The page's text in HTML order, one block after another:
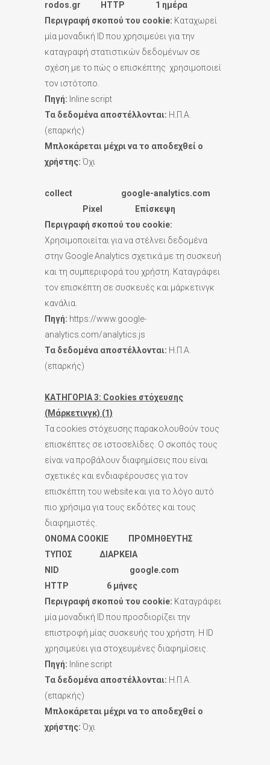
rodos.gr HTTP 1 ημέρα
Περιγραφή σκοπού του cookie: Καταχωρεί
μία μοναδική ID που χρησιμεύει για την
καταγραφή στατιστικών δεδομένων σε
σχέση με το πώς ο επισκέπτης χρησιμοποιεί
τον ιστότοπο.
Πηγή: Inline script
Τα δεδομένα αποστέλλονται: Η.Π.Α.
(επαρκής)
Μπλοκάρεται μέχρι να το αποδεχθεί ο
χρήστης: Όχι
collect google-analytics.com
Pixel Επίσκεψη
Περιγραφή σκοπού του cookie:
Χρησιμοποιείται για να στέλνει δεδομένα
στην Google Analytics σχετικά με τη συσκευή
και τη συμπεριφορά του χρήστη. Καταγράφει
τον επισκέπτη σε συσκευές και μάρκετινγκ
κανάλια.
Πηγή: https://www.google-
analytics.com/analytics.js
Τα δεδομένα αποστέλλονται: Η.Π.Α.
(επαρκής)
ΚΑΤΗΓΟΡΙΑ 3: Cookies στόχευσης
(Μάρκετινγκ) (1)
Τα cookies στόχευσης παρακολουθούν τους
επισκέπτες σε ιστοσελίδες. Ο σκοπός τους
είναι να προβάλουν διαφημίσεις που είναι
σχετικές και ενδιαφέρουσες για τον
επισκέπτη του website και για το λόγο αυτό
πιο χρήσιμα για τους εκδότες και τους
διαφημιστές.
ONOMA COOKIE ΠΡΟΜΗΘΕΥΤΗΣ
ΤΥΠΟΣ ΔΙΑΡΚΕΙΑ
NID google.com
HTTP 6 μήνες
Περιγραφή σκοπού του cookie: Καταγράφει
μία μοναδική ID που προσδιορίζει την
επιστροφή μίας συσκευής του χρήστη. Η ΙD
χρησιμεύει για στοχευμένες διαφημίσεις.
Πηγή: Inline script
Τα δεδομένα αποστέλλονται: Η.Π.Α.
(επαρκής)
Μπλοκάρεται μέχρι να το αποδεχθεί ο
χρήστης: Όχι